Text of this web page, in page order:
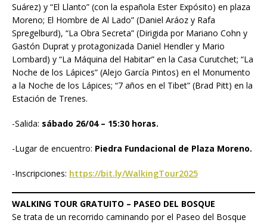
Suárez) y “El Llanto” (con la española Ester Expósito) en plaza
Moreno; El Hombre de Al Lado” (Daniel Aráoz y Rafa
Spregelburd), “La Obra Secreta” (Dirigida por Mariano Cohn y
Gastón Duprat y protagonizada Daniel Hendler y Mario
Lombard) y “La Máquina del Habitar” en la Casa Curutchet; “La
Noche de los Lápices” (Alejo García Pintos) en el Monumento
a la Noche de los Lápices; “7 años en el Tibet” (Brad Pitt) en la
Estación de Trenes.
-Salida: sábado 26/04 – 15:30 horas.
-Lugar de encuentro: Piedra Fundacional de Plaza Moreno.
-Inscripciones: https://bit.ly/WalkingTour2025
WALKING TOUR GRATUITO – PASEO DEL BOSQUE
Se trata de un recorrido caminando por el Paseo del Bosque